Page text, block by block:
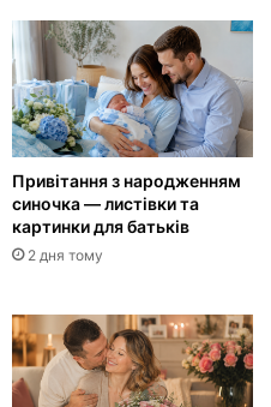
Привітання з народженням
синочка — листівки та
картинки для батьків
2 дня тому